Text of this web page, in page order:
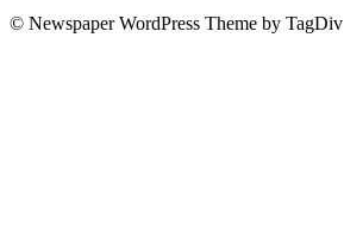
© Newspaper WordPress Theme by TagDiv